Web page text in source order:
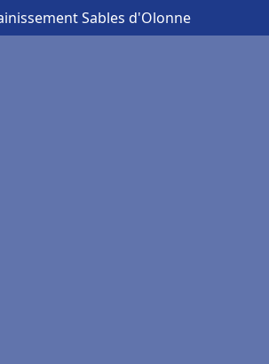
Sables d'Olonne